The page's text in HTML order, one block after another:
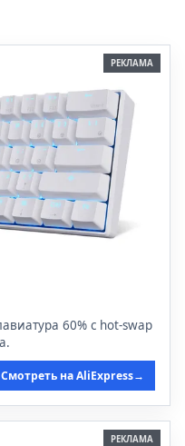
РЕКЛАМА
60% с hot-swap
Смотреть на AliExpress→
РЕКЛАМА